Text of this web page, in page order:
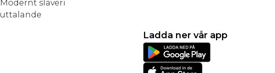
Modernt slaveri
uttalande
Ladda ner vår app